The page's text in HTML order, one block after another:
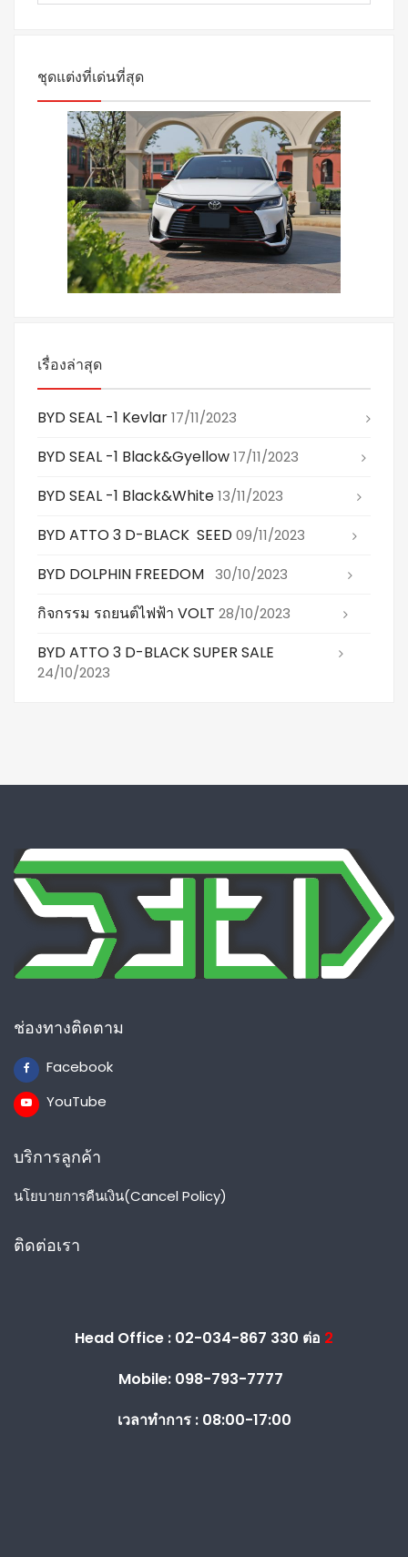
ชุดแต่งที่เด่นที่สุด
เรื่องล่าสุด
BYD SEAL -1 Kevlar17/11/2023
BYD SEAL -1 Black&gyellow17/11/2023
BYD SEAL -1 Black&white13/11/2023
BYD ATTO 3 D-BLACK SEED09/11/2023
BYD DOLPHIN FREEDOM 30/10/2023
กิจกรรม รถยนต์ไฟฟ้า VOLT 28/10/2023
BYD ATTO 3 D-BLACK SUPER SALE
24/10/2023
ช่องทางติดตาม
Facebook
YouTube
บริการลูกค้า
นโยบายการคืนเงิน(Cancel Policy)
ติดต่อเรา
Head Office : 02-034-867 330 ต่อ 2
Mobile: 098-793-7777
เวลาทำการ :08:00-17:00